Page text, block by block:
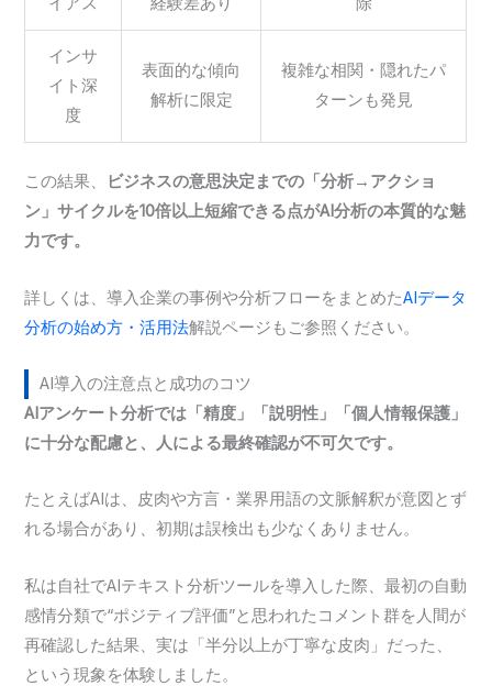
インサ
イト深
度
表面的な傾向
解析に限定
複雑な相関・隠れたパ
ターンも発見
この結果、
ビジネスの意思決定までの「分析→アクショ
ン」サイクルを10倍以上短縮できる点がAI分析の本質的な魅
力です。
詳しくは、導入企業の事例や分析フローをまとめたAIデータ
分析の始め方・活用法解説ページもご参照ください。
AI導入の注意点と成功のコツ
AIアンケート分析では「精度」「説明性」「個人情報保護」
に十分な配慮と、人による最終確認が不可欠です。
たとえばAIは、皮肉や方言・業界用語の文脈解釈が意図とず
れる場合があり、初期は誤検出も少なくありません。
私は自社でAIテキスト分析ツールを導入した際、最初の自動
感情分類で“ポジティブ評価”と思われたコメント群を人間が
再確認した結果、実は「半分以上が丁寧な皮肉」だった、
という現象を体験しました。